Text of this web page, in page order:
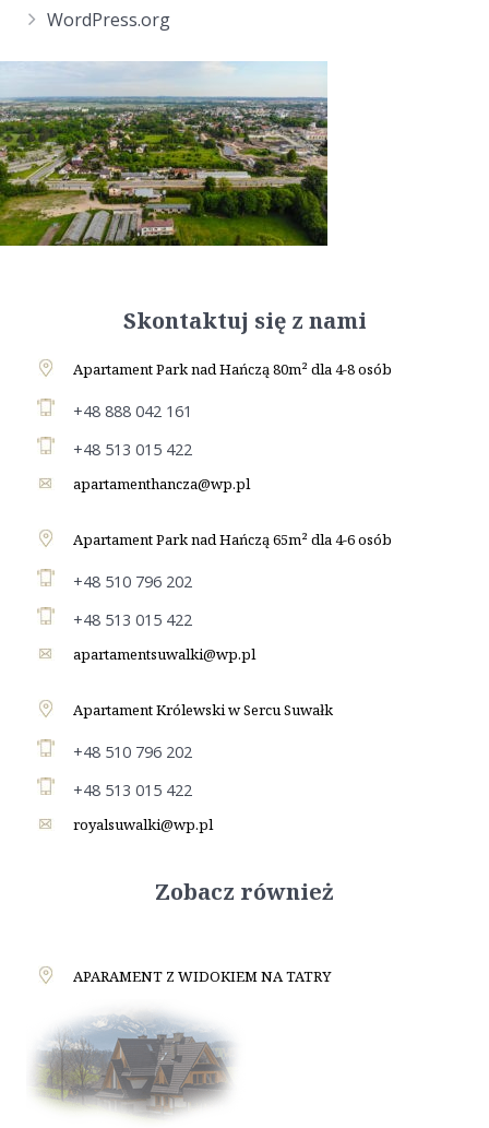
WordPress.org
Skontaktuj się z nami
Apartament Park nad Hańczą 80m² dla 4-8 osób
+48 888 042 161
+48 513 015 422
apartamenthancza@wp.pl
Apartament Park nad Hańczą 65m² dla 4-6 osób
+48 510 796 202
+48 513 015 422
apartamentsuwalki@wp.pl
Apartament Królewski w Sercu Suwałk
+48 510 796 202
+48 513 015 422
royalsuwalki@wp.pl
Zobacz również
APARAMENT Z WIDOKIEM NA TATRY